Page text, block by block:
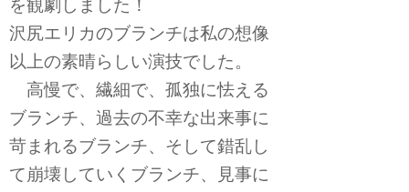
を観劇しました！
沢尻エリカのブランチは私の想像
以上の素晴らしい演技でした。
高慢で、繊細で、孤独に怯える
ブランチ、過去の不幸な出来事に
苛まれるブランチ、そして錯乱し
て崩壊していくブランチ、見事に